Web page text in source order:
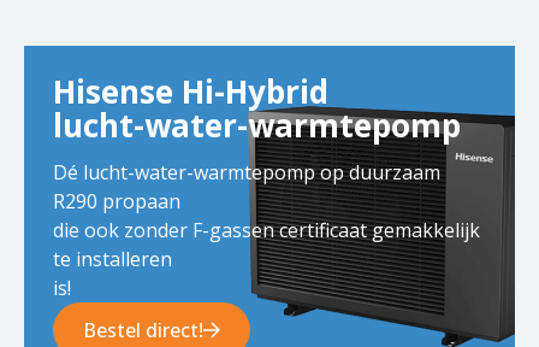
Hisense Hi-Hybrid
lucht-water-warmtepomp
Dé lucht-water-warmtepomp op duurzaam
R290 propaan
die ook zonder F-gassen certificaat gemakkelijk
te installeren
is!
Bestel direct!